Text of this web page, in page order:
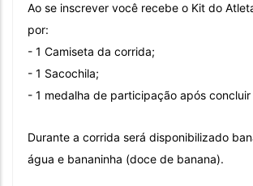
Ao se inscrever você recebe o Kit do
por:
- 1 Camiseta da corrida;
- 1 Sacochila;
- 1 medalha de participação após
Durante a corrida será disponibilizado
água e bananinha (doce de banana).